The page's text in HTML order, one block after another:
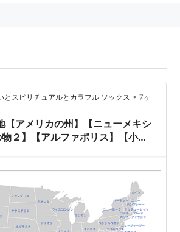
とスピリチュアルとカラフル ソックス • 7ヶ
【アメリカの州】【ニューメキシ
２】【アルファポリス】【小説